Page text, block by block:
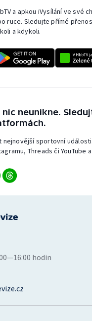
a apkou iVysílání ve své
ruce. Sledujte přímé
a kdykoli.
neunikne.
nejnovější sportovní
Threads či YouTube
hodin